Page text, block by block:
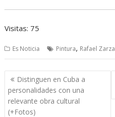
Visitas: 75
Es Noticia Pintura, Rafael Zarza
Navegación
de
entradas
Distinguen en Cuba a
personalidades con una
relevante obra cultural
(+Fotos)